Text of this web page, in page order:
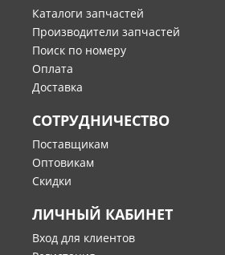
Каталоги запчастей
Производители запчастей
Поиск по номеру
Оплата
Доставка
СОТРУДНИЧЕСТВО
Поставщикам
Оптовикам
Скидки
ЛИЧНЫЙ КАБИНЕТ
Вход для клиентов